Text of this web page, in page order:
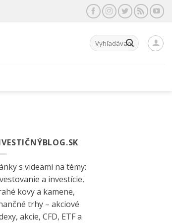
Hľadať:
s videami na témy:
a investície,
kovy a kamene,
trhy – akciové
akcie, CFD, ETF a